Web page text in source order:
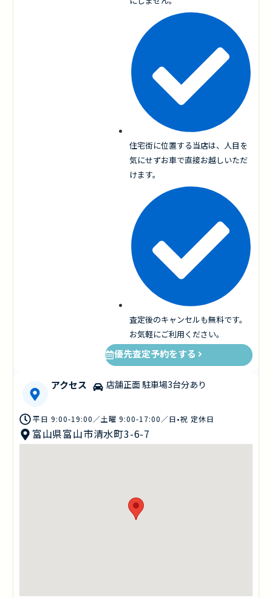
住宅街に位置する当店は、人目を
気にせずお車で直接お越しいただ
けます。
査定後のキャンセルも無料です。
お気軽にご利用ください。
優先査定予約をする
アクセス 店舗正面 駐車場3台分あり
平日 9:00-19:00／土曜 9:00-17:00／日•祝 定休日
富山県富山市清水町3-6-7